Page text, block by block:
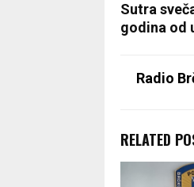
Sutra
godina od
Radio
RELATED